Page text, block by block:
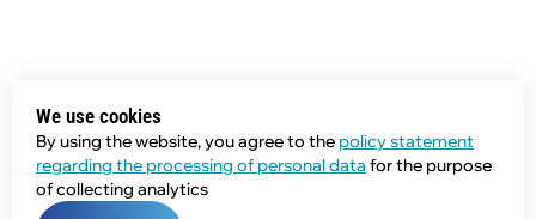
We use cookies
By using the website, you agree to the policy statement
regarding the processing of personal data for the purpose
of collecting analytics